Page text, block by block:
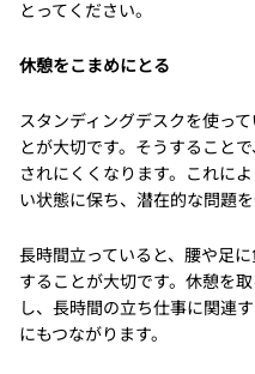
とってください。
休憩をこまめにとる
スタンディングデスクを使っ
とが大切です。そうすること
されにくくなります。これに
い状態に保ち、潜在的な問題
長時間立っていると、腰や足
することが大切です。休憩を
し、長時間の立ち仕事に関連
にもつながります。